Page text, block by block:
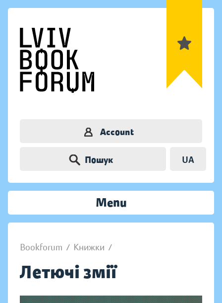
Account
Пошук UA
Menu
Bookforum / Книжки /
Летючі змії